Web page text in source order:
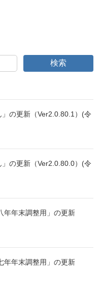
検索
」の更新（Ver2.0.80.1）(令
」の更新（Ver2.0.80.0）(令
年年末調整用」の更新
年年末調整用」の更新